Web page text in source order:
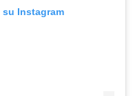
Instagram